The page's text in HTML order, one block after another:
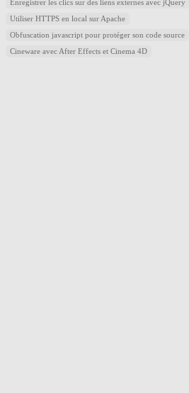
Enregistrer les clics sur des liens externes avec jQuery
Utiliser HTTPS en local sur Apache
Obfuscation javascript pour protéger son code source
Cineware avec After Effects et Cinema 4D